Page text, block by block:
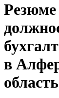
Резюме
в